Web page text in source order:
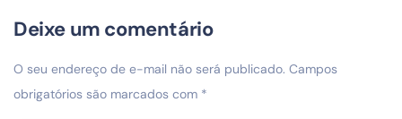
Deixe um comentário
O seu endereço de e-mail não será publicado. Campos
obrigatórios são marcados com *